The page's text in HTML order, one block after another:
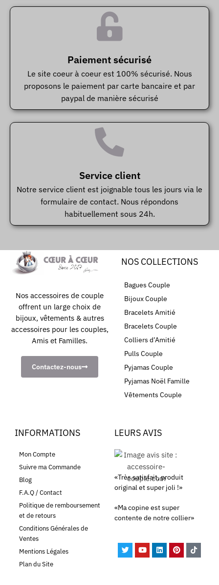
Paiement sécurisé
Le site coeur à coeur est 100% sécurisé. Nous
proposons le paiement par carte bancaire et par
paypal de manière sécurisé
Service client
Notre service client est joignable tous les jours via le
formulaire de contact. Nous répondons
habituellement sous 24h.
Nos accessoires de couple
offrent un large choix de
bijoux, vêtements & autres
accessoires pour les couples,
Amis et Familles.
Contactez-nous
NOS COLLECTIONS
Bagues Couple
Bijoux Couple
Bracelets Amitié
Bracelets Couple
Colliers d’Amitié
Pulls Couple
Pyjamas Couple
Pyjamas Noël Famille
Vêtements Couple
INFORMATIONS
Mon Compte
Suivre ma Commande
Blog
F.A.Q / Contact
Politique de remboursement
et de retours
Conditions Générales de
Ventes
Mentions Légales
Plan du Site
LEURS AVIS
«Très satisfait, produit
original et super joli !»
«Ma copine est super
contente de notre collier»